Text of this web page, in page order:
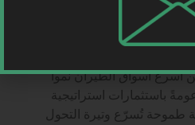
أسرع أسواق الطيران نمواً
باستثمارات استراتيجية
تُسرّع وتيرة التحول